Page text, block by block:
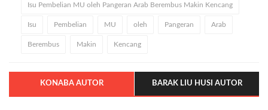
Isu Pembelian MU oleh Pangeran Arab Berembus Makin Kencang
Isu Pembelian MU oleh Pangeran Arab
Berembus Makin Kencang
KONABA AUTOR BARAK LIU HUSI AUTOR